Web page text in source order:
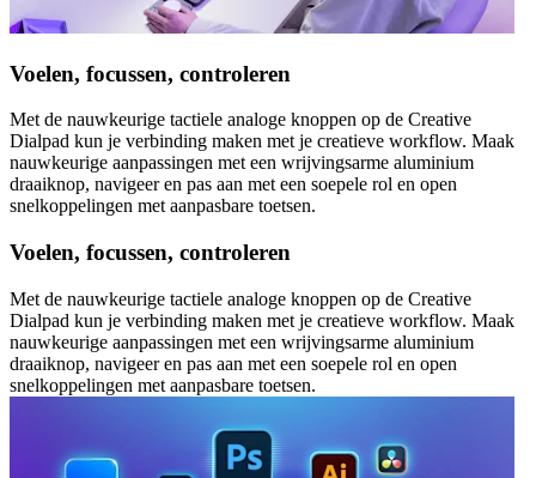
Voelen, focussen, controleren
Met de nauwkeurige tactiele analoge knoppen op de Creative
Dialpad kun je verbinding maken met je creatieve workflow. Maak
nauwkeurige aanpassingen met een wrijvingsarme aluminium
draaiknop, navigeer en pas aan met een soepele rol en open
snelkoppelingen met aanpasbare toetsen.
Voelen, focussen, controleren
Met de nauwkeurige tactiele analoge knoppen op de Creative
Dialpad kun je verbinding maken met je creatieve workflow. Maak
nauwkeurige aanpassingen met een wrijvingsarme aluminium
draaiknop, navigeer en pas aan met een soepele rol en open
snelkoppelingen met aanpasbare toetsen.